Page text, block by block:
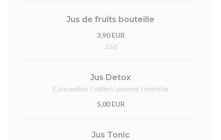
Jus de fruits bouteille
3,90 EUR
25cl
Jus Detox
Concombre / céleri / pomme / menthe
5,00 EUR
Jus Tonic